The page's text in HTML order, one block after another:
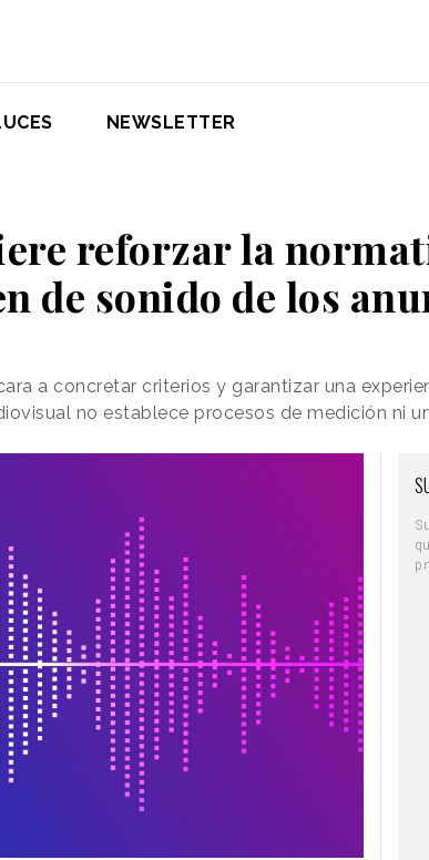
NEWSLETTER
reforzar la
de sonido de los
a concretar criterios y garantizar una
no establece procesos de medición ni